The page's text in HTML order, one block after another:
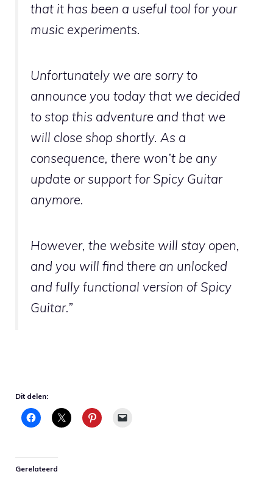
that it has been a useful tool for your
music experiments.
Unfortunately we are sorry to
announce you today that we decided
to stop this adventure and that we
will close shop shortly. As a
consequence, there won’t be any
update or support for Spicy Guitar
anymore.
However, the website will stay open,
and you will find there an unlocked
and fully functional version of Spicy
Guitar.”
Dit delen:
Gerelateerd